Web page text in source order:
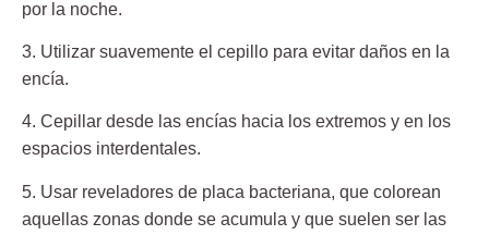
por la noche.
3. Utilizar suavemente el cepillo para evitar daños en la
encía.
4. Cepillar desde las encías hacia los extremos y en los
espacios interdentales.
5. Usar reveladores de placa bacteriana, que colorean
aquellas zonas donde se acumula y que suelen ser las